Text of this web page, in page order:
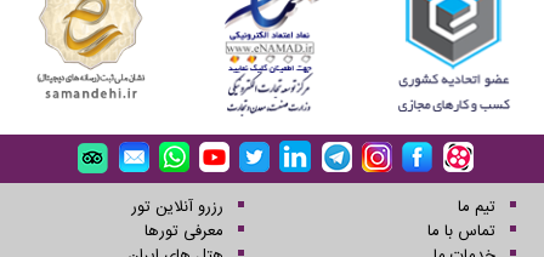
تیم ما
تماس با ما
رزرو آنلاین تور
معرفی تورها